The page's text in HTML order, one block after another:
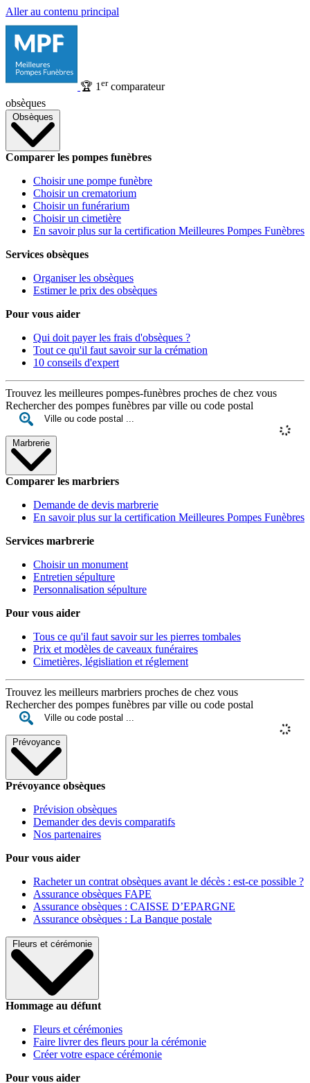
Aller au contenu principal
🏆 1 ercomparateur
obsèques
Obsèques
Comparer les pompes funèbres
Choisir une pompe funèbre
Choisir un crematorium
Choisir un funérarium
Choisir un cimetière
En savoir plus sur la certification Meilleures Pompes Funèbres
Services obsèques
Organiser les obsèques
Estimer le prix des obsèques
Pour vous aider
Qui doit payer les frais d'obsèques ?
Tout ce qu'il faut savoir sur la crémation
10 conseils d'expert
Trouvez les meilleures pompes-funèbres proches de chez vous
Rechercher des pompes funèbres par ville ou code postal
Marbrerie
Comparer les marbriers
Demande de devis marbrerie
En savoir plus sur la certification Meilleures Pompes Funèbres
Services marbrerie
Choisir un monument
Entretien sépulture
Personnalisation sépulture
Pour vous aider
Tous ce qu'il faut savoir sur les pierres tombales
Prix et modèles de caveaux funéraires
Cimetières, législiation et réglement
Trouvez les meilleurs marbriers proches de chez vous
Rechercher des pompes funèbres par ville ou code postal
Prévoyance
Prévoyance obsèques
Prévision obsèques
Demander des devis comparatifs
Nos partenaires
Pour vous aider
Racheter un contrat obsèques avant le décès : est-ce possible ?
Assurance obsèques FAPE
Assurance obsèques : CAISSE D’EPARGNE
Assurance obsèques : La Banque postale
Fleurs et cérémonie
Hommage au défunt
Fleurs et cérémonies
Faire livrer des fleurs pour la cérémonie
Créer votre espace cérémonie
Pour vous aider